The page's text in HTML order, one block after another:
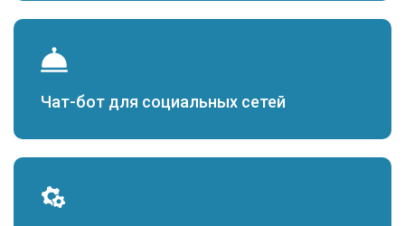
Чат-бот для социальных сетей